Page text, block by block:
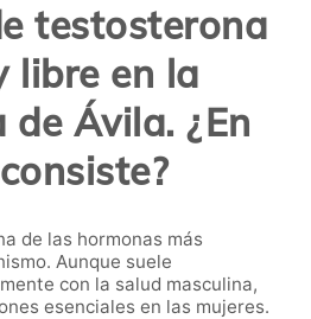
testosterona
libre en la
de Ávila. ¿En
de las hormonas más
Aunque suele
con la salud masculina,
esenciales en las mujeres.